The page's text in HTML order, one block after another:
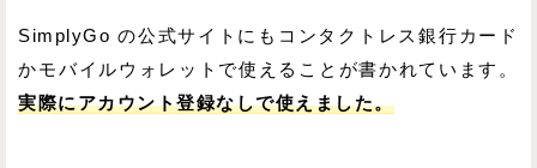
SimplyGo の公式サイトにもコンタクトレス銀行カード
かモバイルウォレットで使えることが書かれています。
実際にアカウント登録なしで使えました。